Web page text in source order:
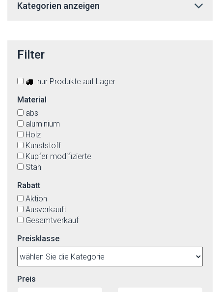
Kategorien anzeigen
Filter
nur Produkte auf Lager
Material
abs
aluminium
Holz
Kunststoff
Kupfer modifizierte
Stahl
Rabatt
Aktion
Ausverkauft
Gesamtverkauf
Preisklasse
Preis